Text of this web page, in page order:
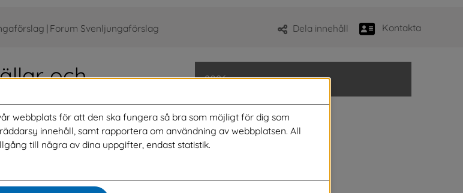
| Forum Svenljungaförslag Dela innehåll Kontakta
och
2026
Juli
Juni
Maj
webbplats för att den ska fungera så bra som möjligt för dig som
innehåll, samt rapportera om användning av webbplatsen. All
till några av dina uppgifter, endast statistik.